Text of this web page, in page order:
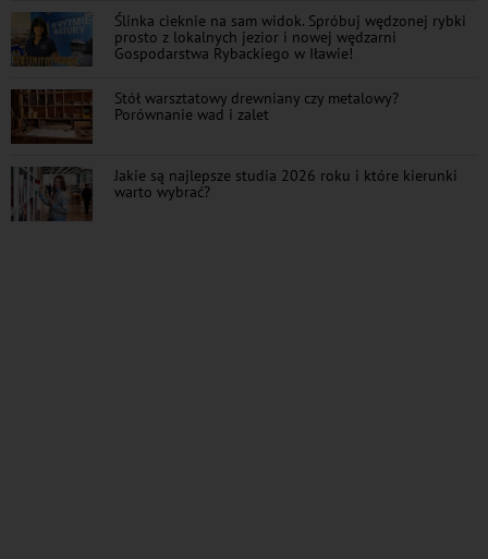
Ślinka cieknie na sam widok. Spróbuj wędzonej rybki
prosto z lokalnych jezior i nowej wędzarni
Gospodarstwa Rybackiego w Iławie!
Stół warsztatowy drewniany czy metalowy?
Porównanie wad i zalet
Jakie są najlepsze studia 2026 roku i które kierunki
warto wybrać?